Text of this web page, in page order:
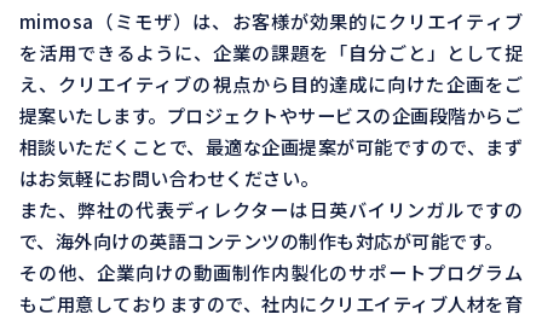
mimosa（ミモザ）は、お客様が効果的にクリエイティブ
を活用できるように、企業の課題を「自分ごと」として捉
え、クリエイティブの視点から目的達成に向けた企画をご
提案いたします。プロジェクトやサービスの企画段階からご
相談いただくことで、最適な企画提案が可能ですので、まず
はお気軽にお問い合わせください。
また、弊社の代表ディレクターは日英バイリンガルですの
で、海外向けの英語コンテンツの制作も対応が可能です。
その他、企業向けの動画制作内製化のサポートプログラム
もご用意しておりますので、社内にクリエイティブ人材を育